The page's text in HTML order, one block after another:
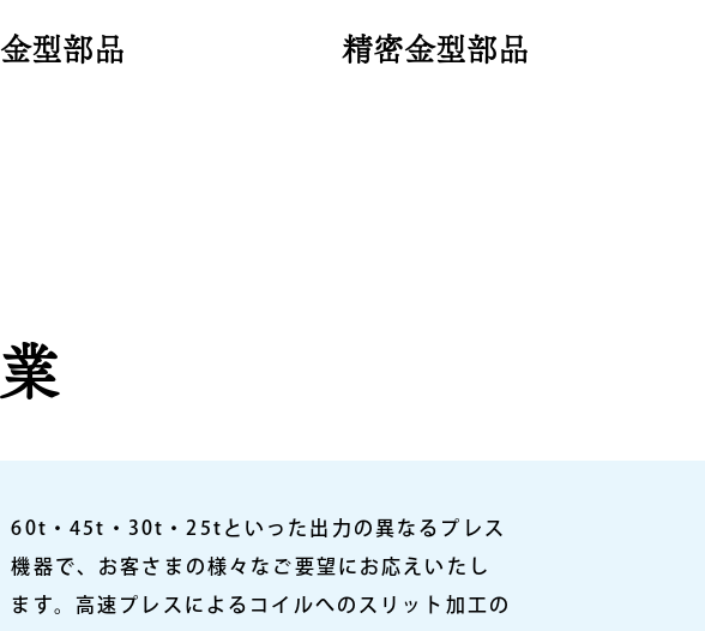
型部品 精密金型部品
60t・45t・30t・25tといった出力の異なるプレス
機器で、お客さまの様々なご要望にお応えいたし
ます。高速プレスによるコイルへのスリット加工の